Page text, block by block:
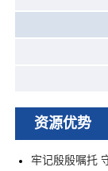
资源优势
牢记殷殷嘱托